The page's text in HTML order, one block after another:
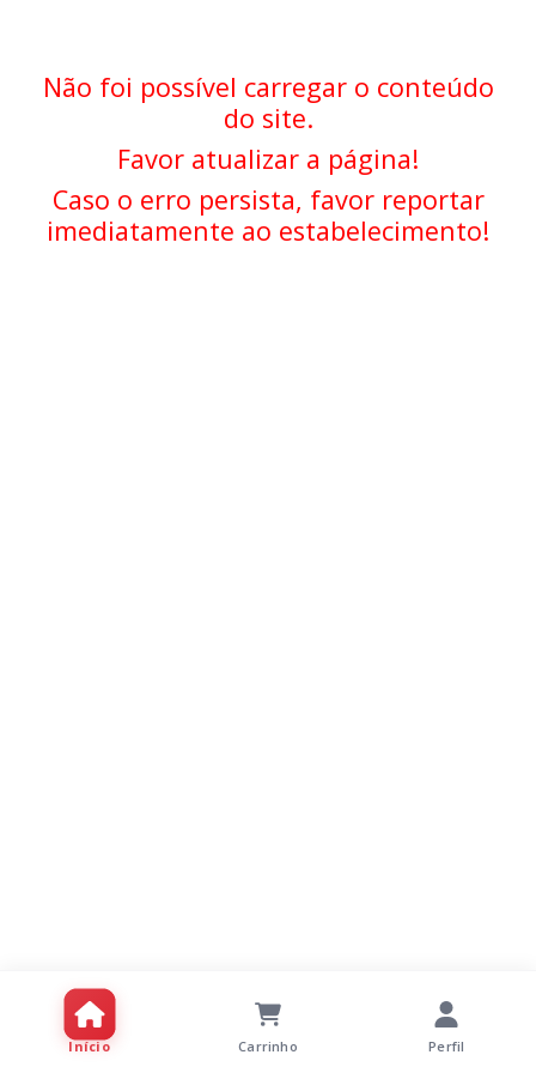
Não foi possível carregar o conteúdo
do site.
Favor atualizar a página!
Caso o erro persista, favor reportar
imediatamente ao estabelecimento!
Início Carrinho Perfil